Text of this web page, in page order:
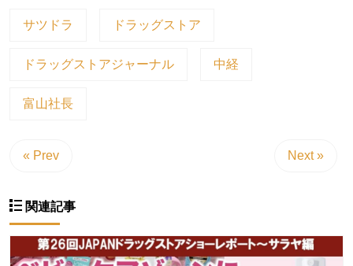
サツドラ ドラッグストア
ドラッグストアジャーナル 中経
富山社長
« Prev Next »
関連記事